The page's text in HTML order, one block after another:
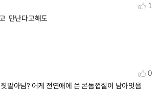
1
만난다고해도
0
말아님? 어케 전연애에 쓴 콘돔껍질이 남아잇음